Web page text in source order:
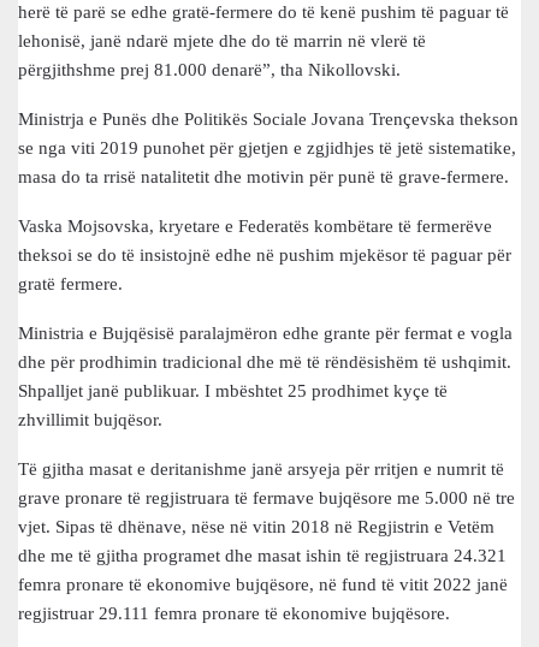
herë të parë se edhe gratë-fermere do të kenë pushim të paguar të
lehonisë, janë ndarë mjete dhe do të marrin në vlerë të
përgjithshme prej 81.000 denarë”, tha Nikollovski.
Ministrja e Punës dhe Politikës Sociale Jovana Trençevska thekson
se nga viti 2019 punohet për gjetjen e zgjidhjes të jetë sistematike,
masa do ta rrisë natalitetit dhe motivin për punë të grave-fermere.
Vaska Mojsovska, kryetare e Federatës kombëtare të fermerëve
theksoi se do të insistojnë edhe në pushim mjekësor të paguar për
gratë fermere.
Ministria e Bujqësisë paralajmëron edhe grante për fermat e vogla
dhe për prodhimin tradicional dhe më të rëndësishëm të ushqimit.
Shpalljet janë publikuar. I mbështet 25 prodhimet kyçe të
zhvillimit bujqësor.
Të gjitha masat e deritanishme janë arsyeja për rritjen e numrit të
grave pronare të regjistruara të fermave bujqësore me 5.000 në tre
vjet. Sipas të dhënave, nëse në vitin 2018 në Regjistrin e Vetëm
dhe me të gjitha programet dhe masat ishin të regjistruara 24.321
femra pronare të ekonomive bujqësore, në fund të vitit 2022 janë
regjistruar 29.111 femra pronare të ekonomive bujqësore.